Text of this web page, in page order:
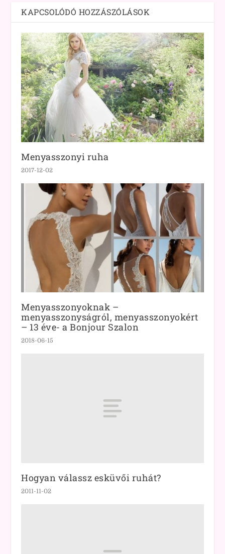
KAPCSOLÓDÓ HOZZÁSZÓLÁSOK
Menyasszonyi ruha
2017-12-02
Menyasszonyoknak –
menyasszonyságról, menyasszonyokért
– 13 éve- a Bonjour Szalon
2018-06-15
Hogyan válassz esküvői ruhát?
2011-11-02